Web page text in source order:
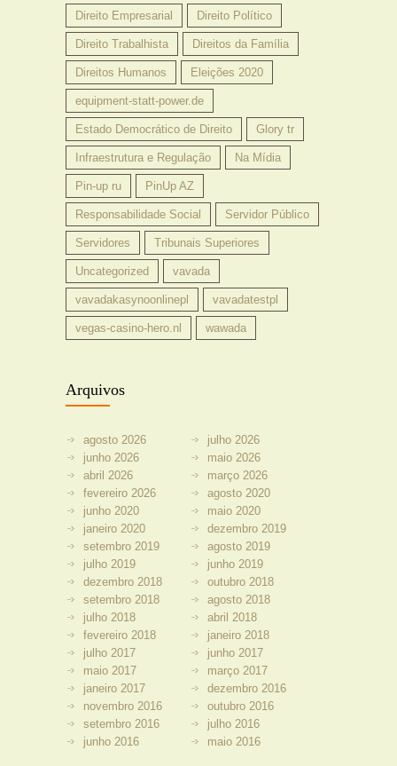
Direito Empresarial Direito Político
Direito Trabalhista Direitos da Família
Direitos Humanos Eleições 2020
equipment-statt-power.de
Estado Democrático de Direito Glory tr
Infraestrutura e Regulação Na Mídia
Pin-up ru PinUp AZ
Responsabilidade Social Servidor Público
Servidores Tribunais Superiores
Uncategorized vavada
vavadakasynoonlinepl vavadatestpl
vegas-casino-hero.nl wawada
Arquivos
agosto 2026
julho 2026
junho 2026
maio 2026
abril 2026
março 2026
fevereiro 2026
agosto 2020
junho 2020
maio 2020
janeiro 2020
dezembro 2019
setembro 2019
agosto 2019
julho 2019
junho 2019
dezembro 2018
outubro 2018
setembro 2018
agosto 2018
julho 2018
abril 2018
fevereiro 2018
janeiro 2018
julho 2017
junho 2017
maio 2017
março 2017
janeiro 2017
dezembro 2016
novembro 2016
outubro 2016
setembro 2016
julho 2016
junho 2016
maio 2016